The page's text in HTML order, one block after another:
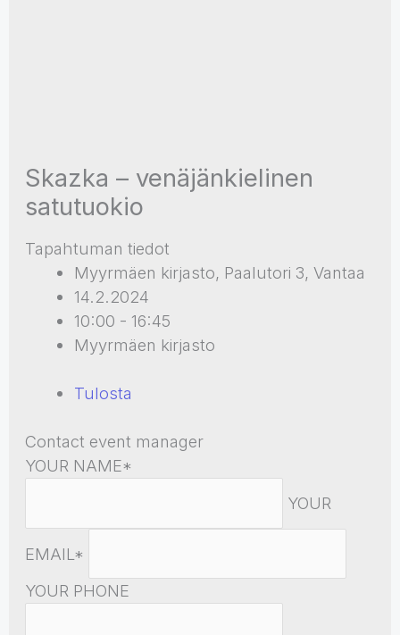
Skazka – venäjänkielinen
satutuokio
Tapahtuman tiedot
Myyrmäen kirjasto, Paalutori 3, Vantaa
14.2.2024
10:00 - 16:45
Myyrmäen kirjasto
Tulosta
Contact event manager
YOUR NAME*
YOUR
EMAIL*
YOUR PHONE